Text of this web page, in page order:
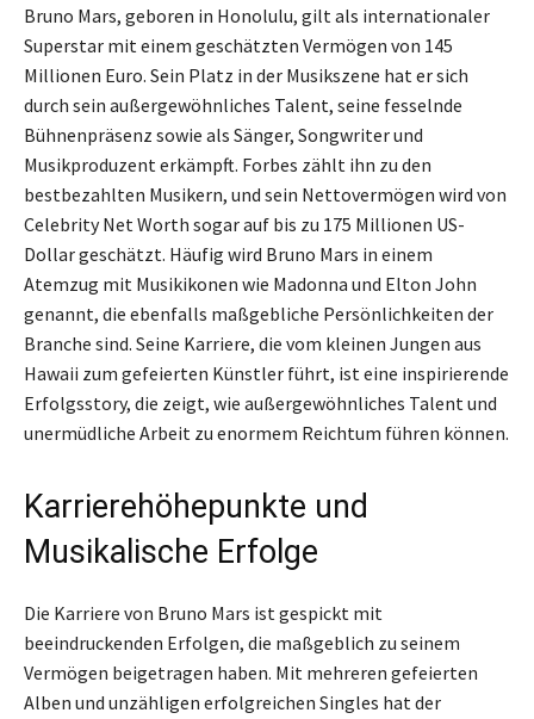
Bruno Mars, geboren in Honolulu, gilt als internationaler
Superstar mit einem geschätzten Vermögen von 145
Millionen Euro. Sein Platz in der Musikszene hat er sich
durch sein außergewöhnliches Talent, seine fesselnde
Bühnenpräsenz sowie als Sänger, Songwriter und
Musikproduzent erkämpft. Forbes zählt ihn zu den
bestbezahlten Musikern, und sein Nettovermögen wird von
Celebrity Net Worth sogar auf bis zu 175 Millionen US-
Dollar geschätzt. Häufig wird Bruno Mars in einem
Atemzug mit Musikikonen wie Madonna und Elton John
genannt, die ebenfalls maßgebliche Persönlichkeiten der
Branche sind. Seine Karriere, die vom kleinen Jungen aus
Hawaii zum gefeierten Künstler führt, ist eine inspirierende
Erfolgsstory, die zeigt, wie außergewöhnliches Talent und
unermüdliche Arbeit zu enormem Reichtum führen können.
Karrierehöhepunkte und
Musikalische Erfolge
Die Karriere von Bruno Mars ist gespickt mit
beeindruckenden Erfolgen, die maßgeblich zu seinem
Vermögen beigetragen haben. Mit mehreren gefeierten
Alben und unzähligen erfolgreichen Singles hat der